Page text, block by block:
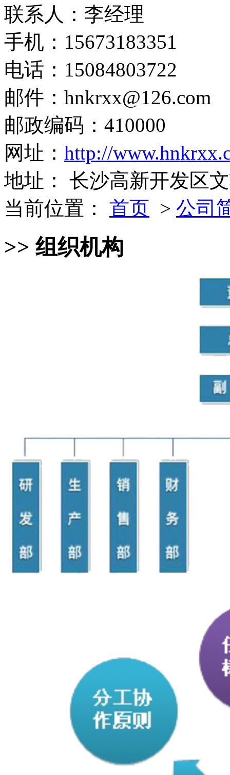
联系人：李经理
手机：15673183351
电话：15084803722
邮件：hnkrxx@126.com
邮政编码：410000
网址： http://
地址： 长沙高新开发区
当前位置： 首页 > 公司
>> 组织机构